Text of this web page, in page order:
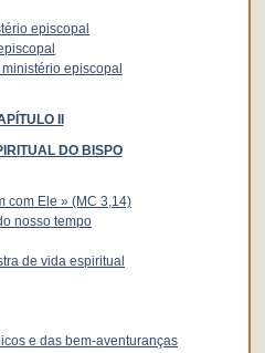
episcopal
episcopal
II
DO BISPO
com Ele » (MC 3,14)
nosso tempo
de vida espiritual
e das bem-aventuranças